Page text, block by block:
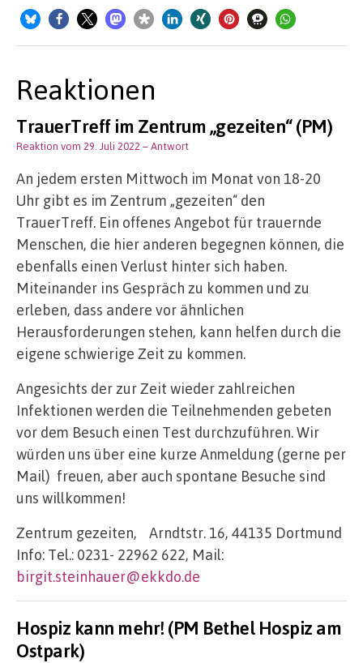
Reaktionen
TrauerTreff im Zentrum „gezeiten“ (PM)
Reaktion vom 29. Juli 2022 – Antwort
An jedem ersten Mittwoch im Monat von 18-20
Uhr gibt es im Zentrum „gezeiten“ den
TrauerTreff. Ein offenes Angebot für trauernde
Menschen, die hier anderen begegnen können, die
ebenfalls einen Verlust hinter sich haben.
Miteinander ins Gespräch zu kommen und zu
erleben, dass andere vor ähnlichen
Herausforderungen stehen, kann helfen durch die
eigene schwierige Zeit zu kommen.
Angesichts der zur Zeit wieder zahlreichen
Infektionen werden die Teilnehmenden gebeten
vor dem Besuch einen Test durchzuführen. Wir
würden uns über eine kurze Anmeldung (gerne per
Mail) freuen, aber auch spontane Besuche sind
uns willkommen!
Zentrum gezeiten, Arndtstr. 16, 44135 Dortmund
Info: Tel.: 0231- 22962 622, Mail:
birgit.steinhauer@ekkdo.de
Hospiz kann mehr! (PM Bethel Hospiz am
Ostpark)